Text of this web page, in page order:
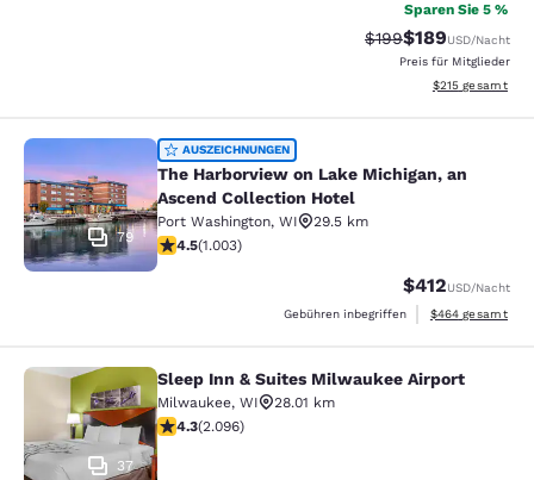
Sparen Sie 5 %
Durchgestrichener
$199Vergünstigter
$189USD/Nacht
Preis für Mitglieder
Geschätzte
$215 gesamt
The Harborview on Lake Michigan,
79
AUSZEICHNUNGEN
The Harborview on Lake Michigan, an
Ascend Collection Hotel
Port Washington, WI
29.5 km
4.47-Sterne-Bewertung. Hervorragend. 1003
4.5(1.003)
$412USD/Nacht
Gebühren inbegriffen
Geschätzte
$464 gesamt
Sleep Inn & Suites Milwaukee
37
Sleep Inn & Suites Milwaukee Airport
Milwaukee, WI
28.01 km
4.26-Sterne-Bewertung. Hervorragend. 2096
4.3(2.096)